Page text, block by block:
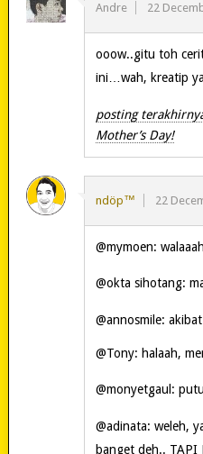
Andre 22
ooow..gitu toh
ini…wah, kreatip
posting
Mother’s Day!
ndöp™ 22
@mymoen:
@okta sihotang:
@annosmile:
@Tony: halaah,
@monyetgaul:
@adinata: weleh,
banget deh.. TAPI